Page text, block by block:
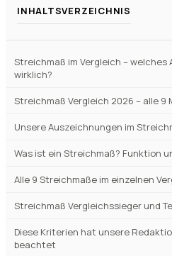
INHALTSVERZEICHNIS
Streichmaß im Vergleich –
wirklich?
Streichmaß Vergleich 2026 – alle 9
Unsere Auszeichnungen im
Was ist ein Streichmaß? Funktion
Alle 9 Streichmaße im einzelnen
Streichmaß Vergleichssieger und
Diese Kriterien hat unsere
beachtet